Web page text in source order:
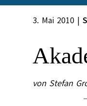
3. Mai 2010 |
von Stefan